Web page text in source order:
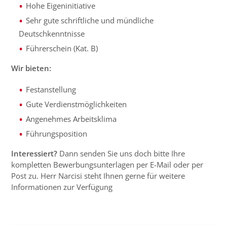
Hohe Eigeninitiative
Sehr gute schriftliche und mündliche
Deutschkenntnisse
Führerschein (Kat. B)
Wir bieten:
Festanstellung
Gute Verdienstmöglichkeiten
Angenehmes Arbeitsklima
Führungsposition
Interessiert? Dann senden Sie uns doch bitte Ihre
kompletten Bewerbungsunterlagen per E-Mail oder per
Post zu. Herr Narcisi steht Ihnen gerne für weitere
Informationen zur Verfügung